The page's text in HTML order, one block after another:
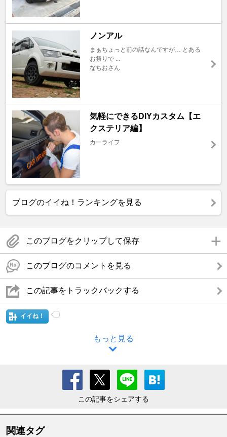
ノンアル
まぁちょっと前の話なんですが… とある
お祭りで ...
なちおさん
気軽にできるDIYカスタム【エ
クステリア編】
カーライフ
ブログのイイね！ランキングを見る
このブログをクリップして保存
このブログのコメントを見る
この記事をトラックバックする
イイね！
もっと見る
この記事をシェアする
関連タグ